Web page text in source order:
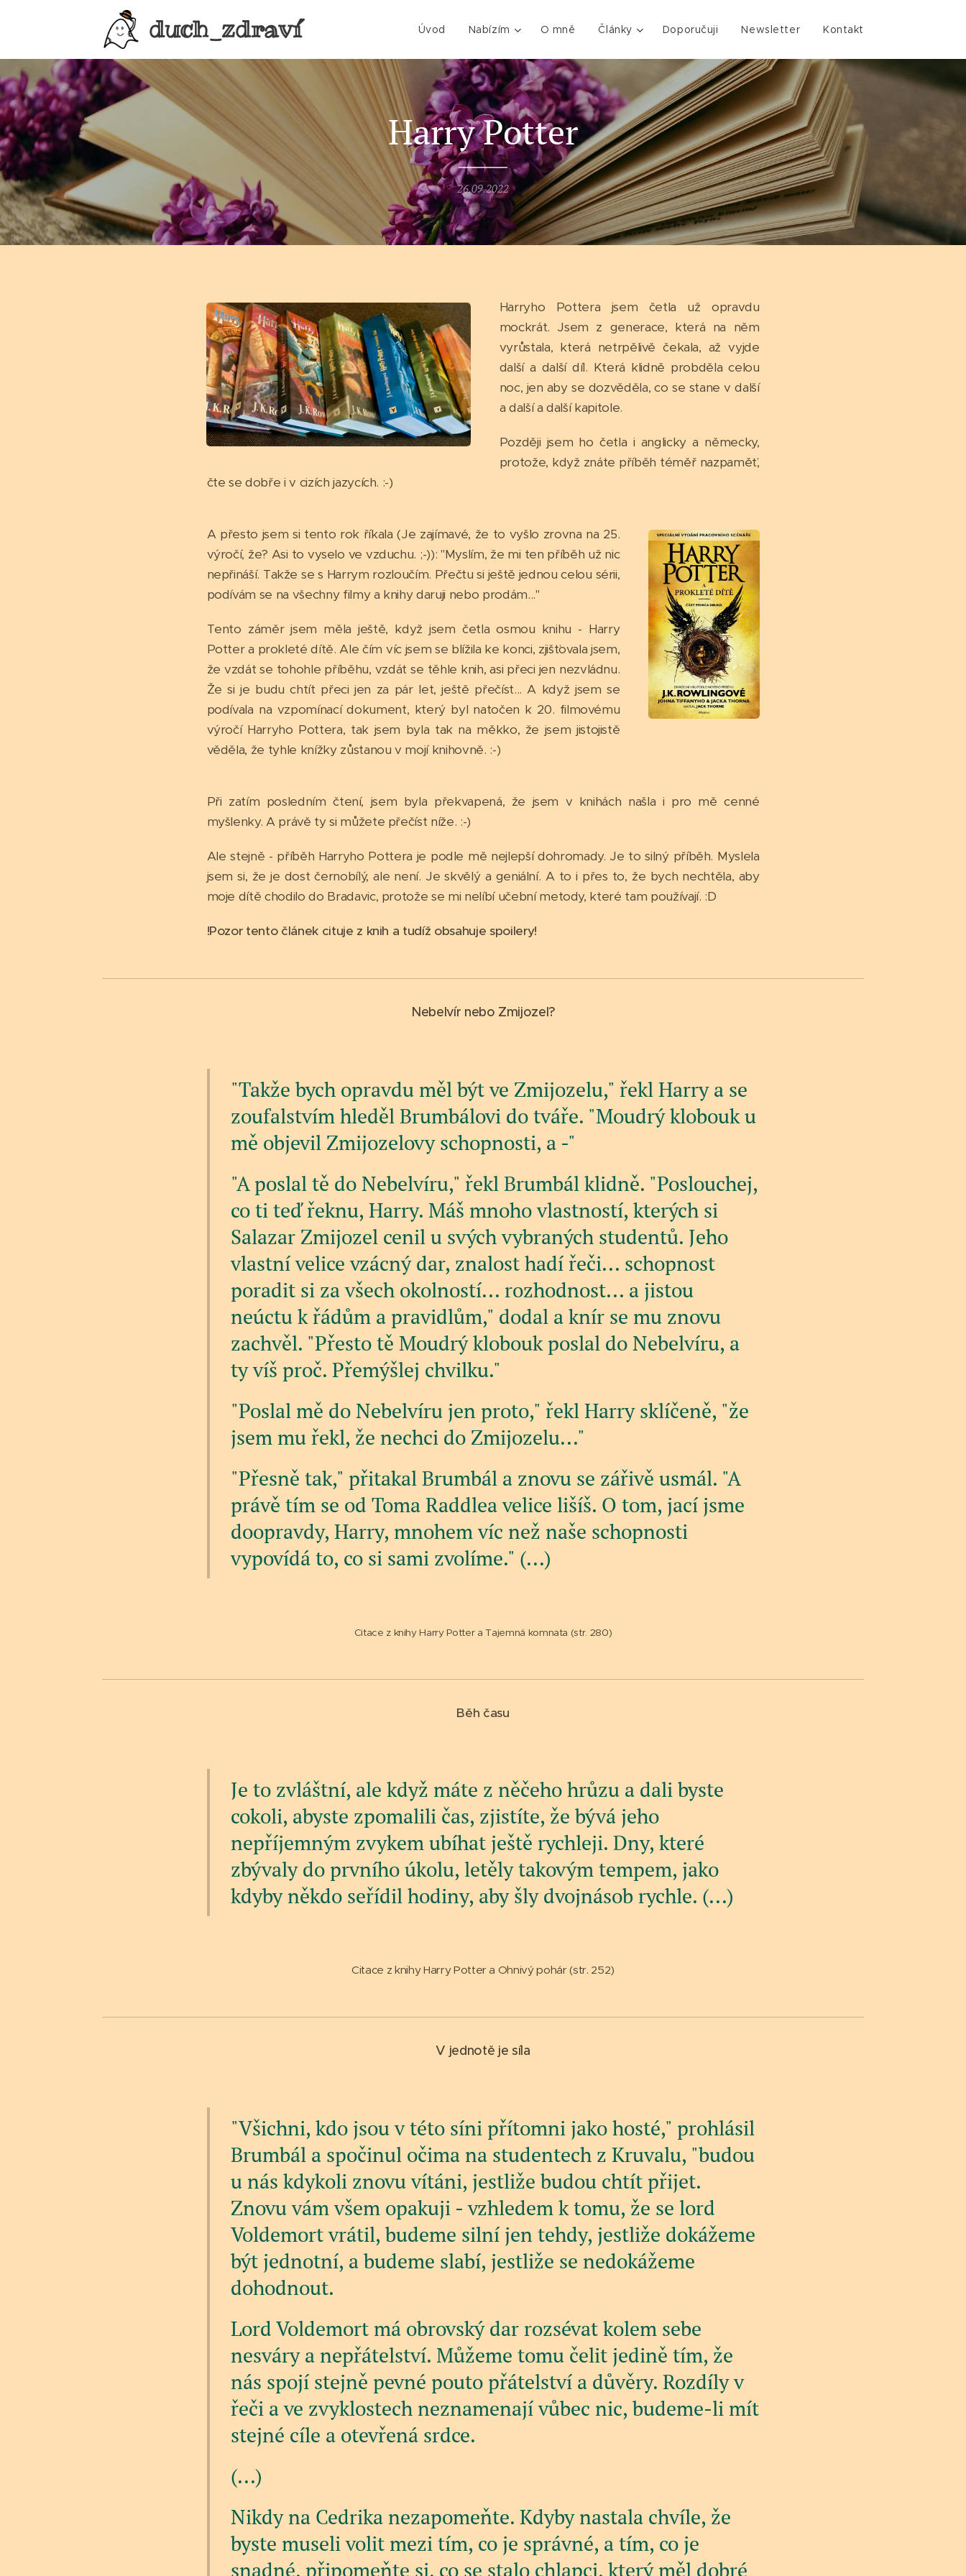
duch_zdraví Úvod Nabízím O mně Články Doporučuji Newsletter Kontakt
Harry Potter
26.09.2022
Harryho Pottera jsem četla už opravdu
mockrát. Jsem z generace, která na něm
vyrůstala, která netrpělivě čekala, až vyjde
další a další díl. Která klidně probděla celou
noc, jen aby se dozvěděla, co se stane v další
a další a další kapitole.
Později jsem ho četla i anglicky a německy,
protože, když znáte příběh téměř nazpaměť,
čte se dobře i v cizích jazycích. :-)
A přesto jsem si tento rok říkala (Je zajímavé, že to vyšlo zrovna na 25.
výročí, že? Asi to vyselo ve vzduchu. ;-)): "Myslím, že mi ten příběh už nic
nepřináší. Takže se s Harrym rozloučím. Přečtu si ještě jednou celou sérii,
podívám se na všechny filmy a knihy daruji nebo prodám..."
Tento záměr jsem měla ještě, když jsem četla osmou knihu - Harry
Potter a prokleté dítě. Ale čím víc jsem se blížila ke konci, zjišťovala jsem,
že vzdát se tohohle příběhu, vzdát se těhle knih, asi přeci jen nezvládnu.
Že si je budu chtít přeci jen za pár let, ještě přečíst... A když jsem se
podívala na vzpomínací dokument, který byl natočen k 20. filmovému
výročí Harryho Pottera, tak jsem byla tak na měkko, že jsem jistojistě
věděla, že tyhle knížky zůstanou v mojí knihovně. :-)
Při zatím posledním čtení, jsem byla překvapená, že jsem v knihách našla i pro mě cenné
myšlenky. A právě ty si můžete přečíst níže. :-)
Ale stejně - příběh Harryho Pottera je podle mě nejlepší dohromady. Je to silný příběh. Myslela
jsem si, že je dost černobílý, ale není. Je skvělý a geniální. A to i přes to, že bych nechtěla, aby
moje dítě chodilo do Bradavic, protože se mi nelíbí učební metody, které tam používají. :D
!Pozor tento článek cituje z knih a tudíž obsahuje spoilery!
Nebelvír nebo Zmijozel?
"Takže bych opravdu měl být ve Zmijozelu," řekl Harry a se
zoufalstvím hleděl Brumbálovi do tváře. "Moudrý klobouk u
mě objevil Zmijozelovy schopnosti, a -"
"A poslal tě do Nebelvíru," řekl Brumbál klidně. "Poslouchej,
co ti teď řeknu, Harry. Máš mnoho vlastností, kterých si
Salazar Zmijozel cenil u svých vybraných studentů. Jeho
vlastní velice vzácný dar, znalost hadí řeči... schopnost
poradit si za všech okolností... rozhodnost... a jistou
neúctu k řádům a pravidlům," dodal a knír se mu znovu
zachvěl. "Přesto tě Moudrý klobouk poslal do Nebelvíru, a
ty víš proč. Přemýšlej chvilku."
"Poslal mě do Nebelvíru jen proto," řekl Harry sklíčeně, "že
jsem mu řekl, že nechci do Zmijozelu..."
"Přesně tak," přitakal Brumbál a znovu se zářivě usmál. "A
právě tím se od Toma Raddlea velice lišíš. O tom, jací jsme
doopravdy, Harry, mnohem víc než naše schopnosti
vypovídá to, co si sami zvolíme." (...)
Citace z knihy Harry Potter a Tajemná komnata (str. 280)
Běh času
Je to zvláštní, ale když máte z něčeho hrůzu a dali byste
cokoli, abyste zpomalili čas, zjistíte, že bývá jeho
nepříjemným zvykem ubíhat ještě rychleji. Dny, které
zbývaly do prvního úkolu, letěly takovým tempem, jako
kdyby někdo seřídil hodiny, aby šly dvojnásob rychle. (...)
Citace z knihy Harry Potter a Ohnivý pohár (str. 252)
V jednotě je síla
"Všichni, kdo jsou v této síni přítomni jako hosté," prohlásil
Brumbál a spočinul očima na studentech z Kruvalu, "budou
u nás kdykoli znovu vítáni, jestliže budou chtít přijet.
Znovu vám všem opakuji - vzhledem k tomu, že se lord
Voldemort vrátil, budeme silní jen tehdy, jestliže dokážeme
být jednotní, a budeme slabí, jestliže se nedokážeme
dohodnout.
Lord Voldemort má obrovský dar rozsévat kolem sebe
nesváry a nepřátelství. Můžeme tomu čelit jedině tím, že
nás spojí stejně pevné pouto přátelství a důvěry. Rozdíly v
řeči a ve zvyklostech neznamenají vůbec nic, budeme-li mít
stejné cíle a otevřená srdce.
(...)
Nikdy na Cedrika nezapomeňte. Kdyby nastala chvíle, že
byste museli volit mezi tím, co je správné, a tím, co je
snadné, připomeňte si, co se stalo chlapci, který měl dobré